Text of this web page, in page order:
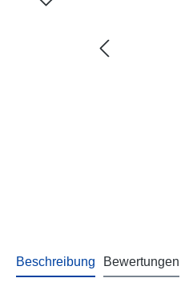
Beschreibung Bewertungen